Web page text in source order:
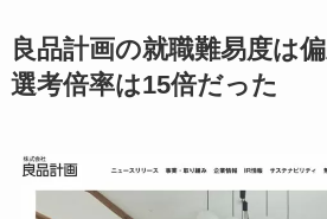
良品計画の就職難易度は
選考倍率は15倍だった